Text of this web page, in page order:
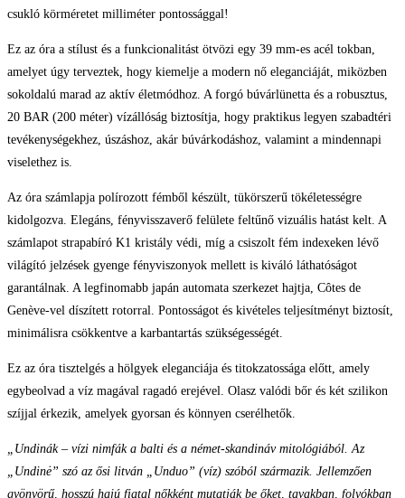
csukló körméretet milliméter pontossággal!
Ez az óra a stílust és a funkcionalitást ötvözi egy 39 mm-es acél tokban,
amelyet úgy terveztek, hogy kiemelje a modern nő eleganciáját, miközben
sokoldalú marad az aktív életmódhoz. A forgó búvárlünetta és a robusztus,
20 BAR (200 méter) vízállóság biztosítja, hogy praktikus legyen szabadtéri
tevékenységekhez, úszáshoz, akár búvárkodáshoz, valamint a mindennapi
viselethez is.
Az óra számlapja polírozott fémből készült, tükörszerű tökéletességre
kidolgozva. Elegáns, fényvisszaverő felülete feltűnő vizuális hatást kelt. A
számlapot strapabíró K1 kristály védi, míg a csiszolt fém indexeken lévő
világító jelzések gyenge fényviszonyok mellett is kiváló láthatóságot
garantálnak. A legfinomabb japán automata szerkezet hajtja, Côtes de
Genève-vel díszített rotorral. Pontosságot és kivételes teljesítményt biztosít,
minimálisra csökkentve a karbantartás szükségességét.
Ez az óra tisztelgés a hölgyek eleganciája és titokzatossága előtt, amely
egybeolvad a víz magával ragadó erejével. Olasz valódi bőr és két szilikon
szíjjal érkezik, amelyek gyorsan és könnyen cserélhetők.
„Undinák – vízi nimfák a balti és a német-skandináv mitológiából. Az
„Undinė” szó az ősi litván „Unduo” (víz) szóból származik. Jellemzően
gyönyörű, hosszú hajú fiatal nőkként mutatják be őket, tavakban, folyókban